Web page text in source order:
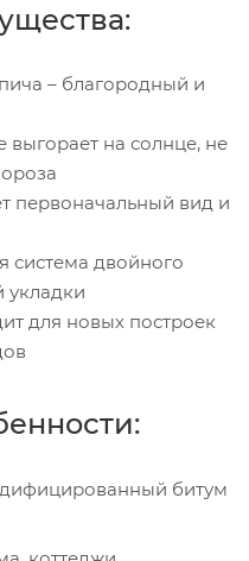
– благородный и
выгорает на солнце, не
первоначальный вид и
система двойного
укладки
для новых построек
битум